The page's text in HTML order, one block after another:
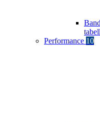
Performance 10